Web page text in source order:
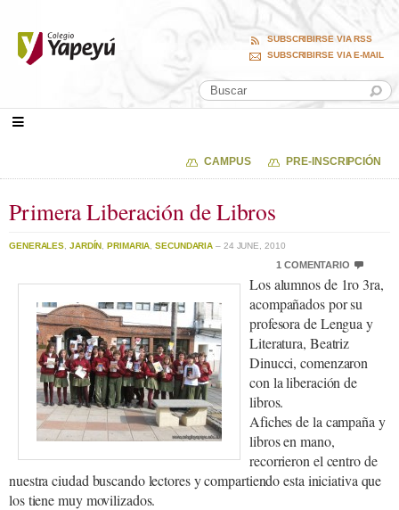
SUBSCRIBIRSE VIA RSS
SUBSCRIBIRSE VIA E-MAIL
CAMPUS PRE-INSCRIPCIÓN
Primera Liberación de Libros
GENERALES JARDÍN ,PRIMARIA ,SECUNDARIA – 24 JUNE, 2010
1 COMENTARIO
Los alumnos de 1ro 3ra,
acompañados por su
profesora de Lengua y
Literatura, Beatriz
Dinucci, comenzaron
con la liberación de
libros.
Afiches de la campaña y
libros en mano,
recorrieron el centro de
nuestra ciudad buscando lectores y compartiendo esta iniciativa que
los tiene muy movilizados.